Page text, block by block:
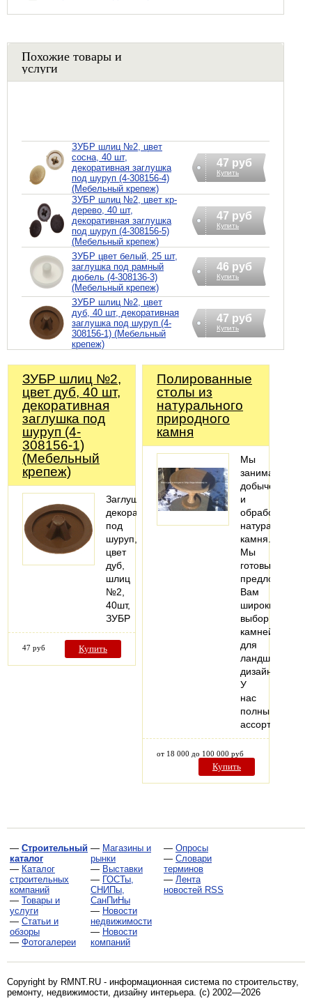
Похожие товары и
услуги
ЗУБР шлиц №2, цвет
сосна, 40 шт,
декоративная заглушка
под шуруп (4-308156-4)
(Мебельный крепеж)
47 руб
Купить
ЗУБР шлиц №2, цвет кр-
дерево, 40 шт,
декоративная заглушка
под шуруп (4-308156-5)
(Мебельный крепеж)
47 руб
Купить
ЗУБР цвет белый, 25 шт,
заглушка под рамный
дюбель (4-308136-3)
(Мебельный крепеж)
46 руб
Купить
ЗУБР шлиц №2, цвет
дуб, 40 шт, декоративная
заглушка под шуруп (4-
308156-1) (Мебельный
крепеж)
47 руб
Купить
ЗУБР шлиц №2,
цвет дуб, 40 шт,
декоративная
заглушка под
шуруп (4-
308156-1)
(Мебельный
крепеж)
Заглушка
декоративная
под
шуруп,
цвет
дуб,
шлиц
№2,
40шт,
ЗУБР
47 руб Купить
Полированные
столы из
натурального
природного
камня
Мы
занимаемся
добычей
и
обработкой
натурального
камня.
Мы
готовы
предложить
Вам
широкий
выбор
камней
для
ландшафтного
дизайна.
У
нас
полный
ассортимент…
от 18 000 до 100 000 руб
Купить
— Строительный
каталог
— Каталог
строительных
компаний
— Товары и
услуги
— Статьи и
обзоры
— Фотогалереи
— Магазины и
рынки
— Выставки
— ГОСТы,
СНИПы,
СанПиНы
— Новости
недвижимости
— Новости
компаний
— Опросы
— Словари
терминов
— Лента
новостей RSS
Copyright by RMNT.RU - информационная система по строительству,
ремонту, недвижимости, дизайну интерьера . (c) 2002—2026